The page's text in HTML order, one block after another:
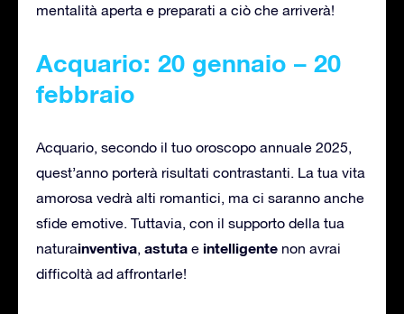
mentalità aperta e preparati a ciò che arriverà!
Acquario: 20 gennaio – 20
febbraio
Acquario, secondo il tuo oroscopo annuale 2025,
quest’anno porterà risultati contrastanti. La tua vita
amorosa vedrà alti romantici, ma ci saranno anche
sfide emotive. Tuttavia, con il supporto della tua
naturainventiva, astuta e intelligente non avrai
difficoltà ad affrontarle!